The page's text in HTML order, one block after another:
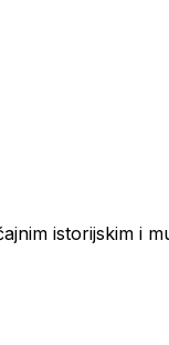
istorijskim i